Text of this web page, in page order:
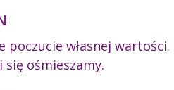
poczucie własnej wartości.
ośmieszamy.